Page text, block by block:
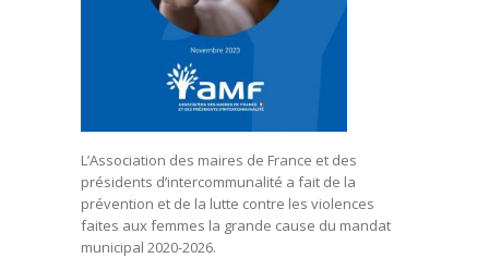
L’Association des maires de France et des
présidents d’intercommunalité a fait de la
prévention et de la lutte contre les violences
faites aux femmes la grande cause du mandat
municipal 2020-2026.